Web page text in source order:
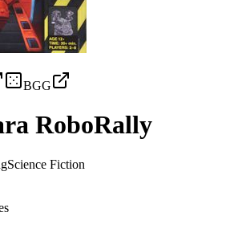
BGG
RoboRally
Science Fiction